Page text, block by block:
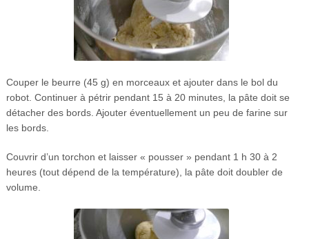
Couper le beurre (45 g) en morceaux et ajouter dans le bol du
robot. Continuer à pétrir pendant 15 à 20 minutes, la pâte doit se
détacher des bords. Ajouter éventuellement un peu de farine sur
les bords.
Couvrir d’un torchon et laisser « pousser » pendant 1 h 30 à 2
heures (tout dépend de la température), la pâte doit doubler de
volume.